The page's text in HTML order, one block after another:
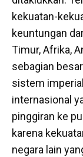
kekuatan-
keuntungan
Timur, Afrika,
sebagian
sistem
internasional
pinggiran ke
karena
negara lain